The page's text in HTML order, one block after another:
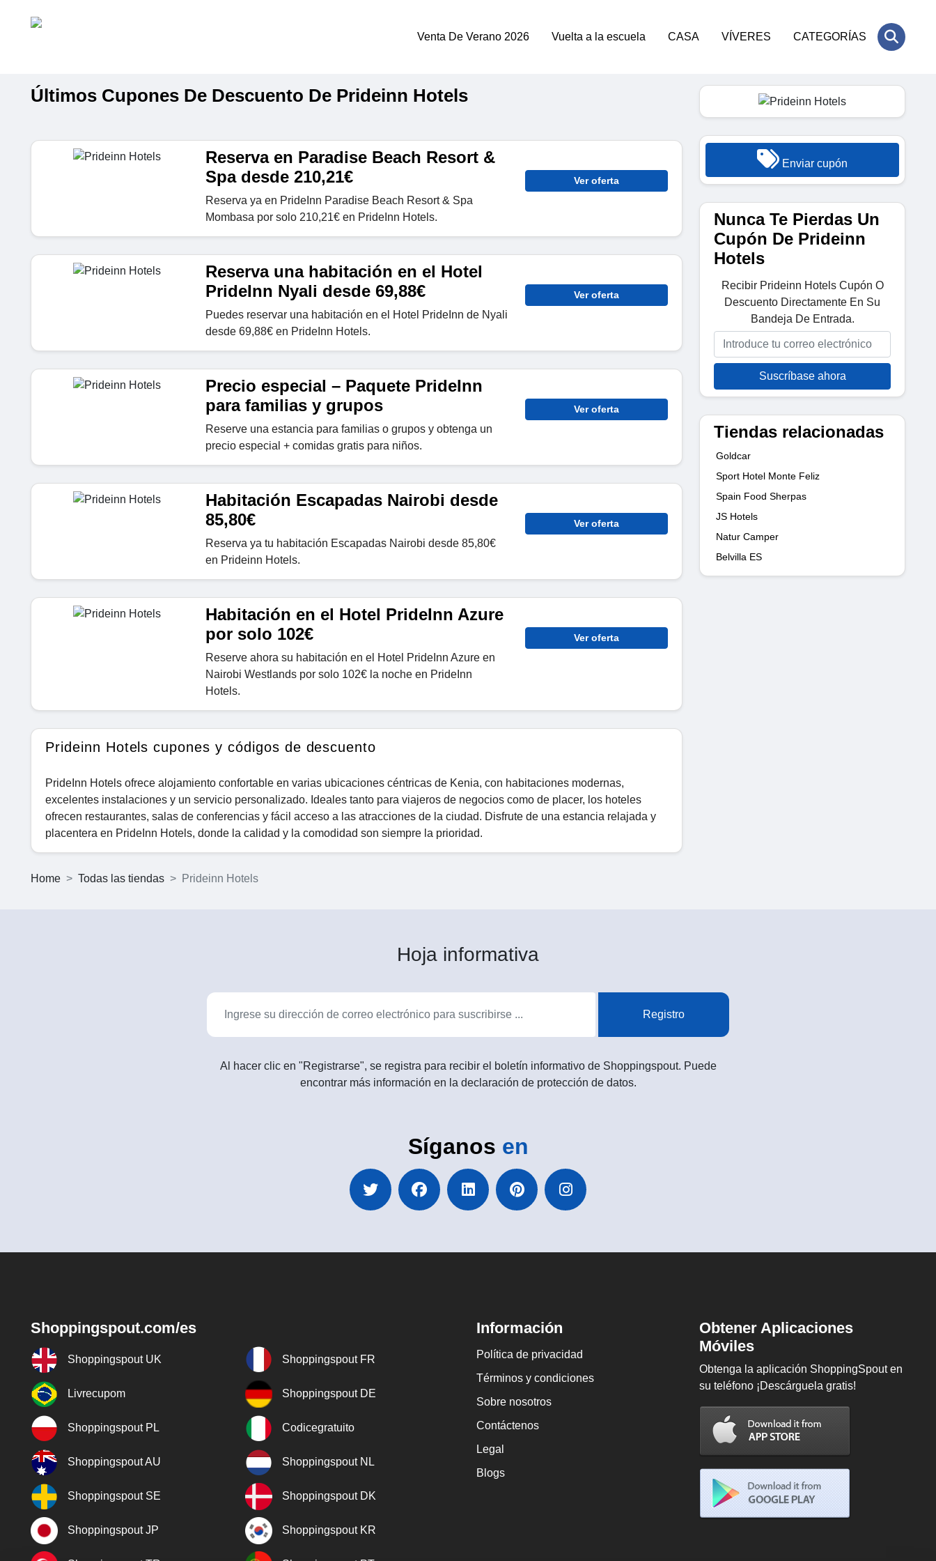
Venta De Verano 2026 Vuelta a la escuela CASA VÍVERES CATEGORÍAS
Últimos Cupones De Descuento De Prideinn Hotels
Reserva en Paradise Beach Resort &
Spa desde 210,21€
Reserva ya en PrideInn Paradise Beach Resort & Spa
Mombasa por solo 210,21€ en PrideInn Hotels.
Ver oferta
Reserva una habitación en el Hotel
PrideInn Nyali desde 69,88€
Puedes reservar una habitación en el Hotel PrideInn de Nyali
desde 69,88€ en PrideInn Hotels.
Ver oferta
Precio especial – Paquete PrideInn
para familias y grupos
Reserve una estancia para familias o grupos y obtenga un
precio especial + comidas gratis para niños.
Ver oferta
Habitación Escapadas Nairobi desde
85,80€
Reserva ya tu habitación Escapadas Nairobi desde 85,80€
en Prideinn Hotels.
Ver oferta
Habitación en el Hotel PrideInn Azure
por solo 102€
Reserve ahora su habitación en el Hotel PrideInn Azure en
Nairobi Westlands por solo 102€ la noche en PrideInn
Hotels.
Ver oferta
Prideinn Hotels cupones y códigos de descuento
PrideInn Hotels ofrece alojamiento confortable en varias ubicaciones céntricas de Kenia, con habitaciones modernas,
excelentes instalaciones y un servicio personalizado. Ideales tanto para viajeros de negocios como de placer, los hoteles
ofrecen restaurantes, salas de conferencias y fácil acceso a las atracciones de la ciudad. Disfrute de una estancia relajada y
placentera en PrideInn Hotels, donde la calidad y la comodidad son siempre la prioridad.
Enviar cupón
Nunca Te Pierdas Un
Cupón De Prideinn
Hotels
Recibir Prideinn Hotels Cupón O
Descuento Directamente En Su
Bandeja De Entrada.
Suscríbase ahora
Tiendas relacionadas
Goldcar
Sport Hotel Monte Feliz
Spain Food Sherpas
JS Hotels
Natur Camper
Belvilla ES
Home Todas las tiendas Prideinn Hotels
Hoja informativa
Registro
Al hacer clic en "Registrarse", se registra para recibir el boletín informativo de Shoppingspout. Puede
encontrar más información en la declaración de protección de datos.
Síganos en
Shoppingspout.com/es
Shoppingspout UK Shoppingspout FR
Livrecupom Shoppingspout DE
Shoppingspout PL Codicegratuito
Shoppingspout AU Shoppingspout NL
Shoppingspout SE Shoppingspout DK
Shoppingspout JP Shoppingspout KR
Información
Política de privacidad
Términos y condiciones
Sobre nosotros
Contáctenos
Legal
Blogs
Obtener Aplicaciones
Móviles
Obtenga la aplicación ShoppingSpout en
su teléfono ¡Descárguela gratis!